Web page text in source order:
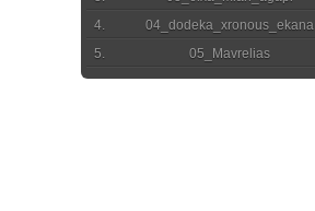
04_dodeka_xronous_ekana
05_Mavrelias
06_Mavrelias2